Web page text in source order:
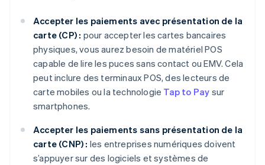
Accepter les paiements avec présentation de la
carte (CP) : pour accepter les cartes bancaires
physiques, vous aurez besoin de matériel POS
capable de lire les puces sans contact ou EMV. Cela
peut inclure des terminaux POS, des lecteurs de
carte mobiles ou la technologie Tap to Pay sur
smartphones.
Accepter les paiements sans présentation de la
carte (CNP) : les entreprises numériques doivent
s’appuyer sur des logiciels et systèmes de